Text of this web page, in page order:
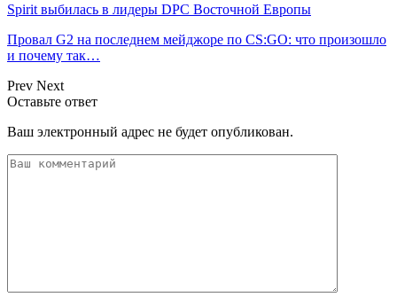
Spirit выбилась в лидеры DPC Восточной Европы
Провал G2 на последнем мейджоре по CS:GO: что произошло
и почему так…
Prev Next
Оставьте ответ
Ваш электронный адрес не будет опубликован.